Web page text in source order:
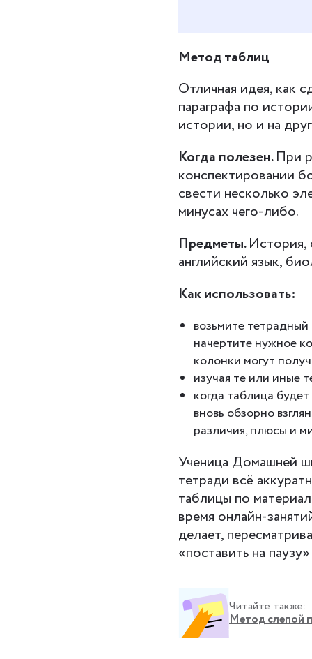
Метод таблиц
Отличная идея, как
параграфа по
истории, но и на
Когда полезен.При
конспектировании
свести несколько
минусах чего-либо.
Предметы.История,
английский язык,
Как использовать:
возьмите
начертите нужное
колонки могут
изучая те или иные
когда таблица
вновь обзорно
различия, плюсы и
Ученица Домашней
тетради всё
таблицы по
время онлайн-
делает,
«поставить на
Читайте также:
Метод слепой